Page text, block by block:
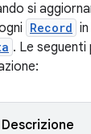
si
Record
. Le
Descrizione